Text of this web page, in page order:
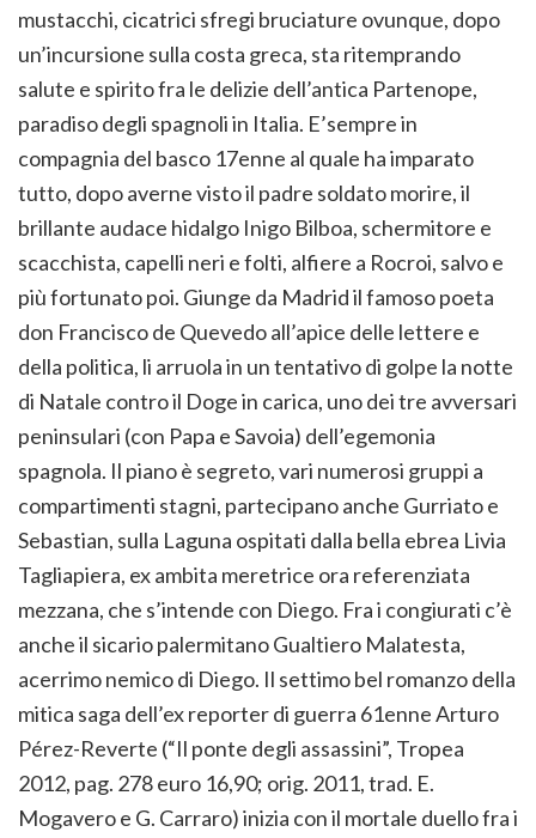
mustacchi, cicatrici sfregi bruciature ovunque, dopo
un’incursione sulla costa greca, sta ritemprando
salute e spirito fra le delizie dell’antica Partenope,
paradiso degli spagnoli in Italia. E’sempre in
compagnia del basco 17enne al quale ha imparato
tutto, dopo averne visto il padre soldato morire, il
brillante audace hidalgo Inigo Bilboa, schermitore e
scacchista, capelli neri e folti, alfiere a Rocroi, salvo e
più fortunato poi. Giunge da Madrid il famoso poeta
don Francisco de Quevedo all’apice delle lettere e
della politica, li arruola in un tentativo di golpe la notte
di Natale contro il Doge in carica, uno dei tre avversari
peninsulari (con Papa e Savoia) dell’egemonia
spagnola. Il piano è segreto, vari numerosi gruppi a
compartimenti stagni, partecipano anche Gurriato e
Sebastian, sulla Laguna ospitati dalla bella ebrea Livia
Tagliapiera, ex ambita meretrice ora referenziata
mezzana, che s’intende con Diego. Fra i congiurati c’è
anche il sicario palermitano Gualtiero Malatesta,
acerrimo nemico di Diego. Il settimo bel romanzo della
mitica saga dell’ex reporter di guerra 61enne Arturo
Pérez-Reverte (“Il ponte degli assassini”, Tropea
2012, pag. 278 euro 16,90; orig. 2011, trad. E.
Mogavero e G. Carraro) inizia con il mortale duello fra i